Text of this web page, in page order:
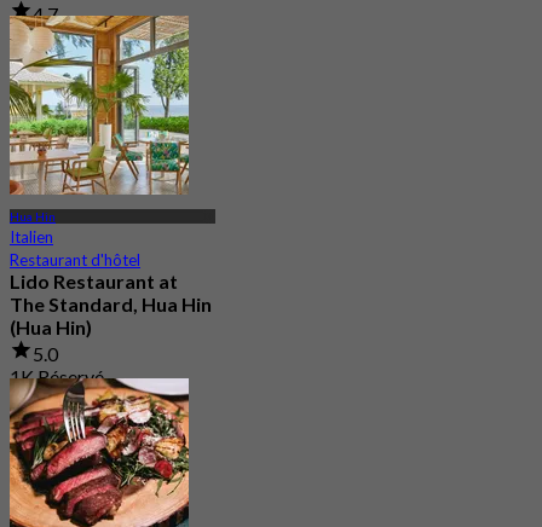
4.7
79 Réservé
De฿ 425
Hua Hin
Italien
Restaurant d'hôtel
Lido Restaurant at
The Standard, Hua Hin
(Hua Hin)
5.0
1K Réservé
De฿ 595